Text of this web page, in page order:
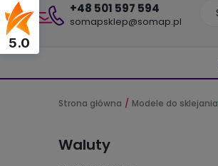
+48 501 597 594
somapsklep@somap.pl
Strona główna Modele do sklejania
Waluty
5.0